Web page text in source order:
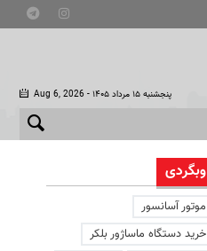
Aug 6, 2026 - پنجشنبه ۱۵ مرداد ۱۴۰۵
وبگردی
موتور آسانسور
خرید دستگاه ماساژور بلکر